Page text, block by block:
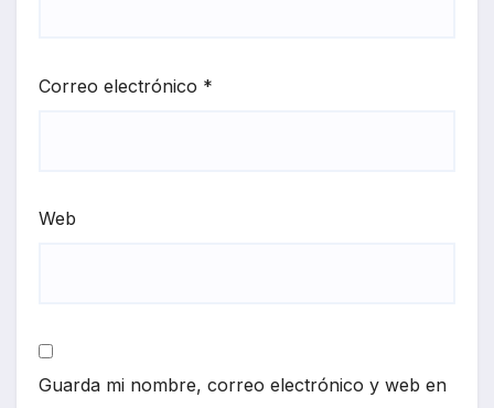
Correo electrónico *
Web
Guarda mi nombre, correo electrónico y web en